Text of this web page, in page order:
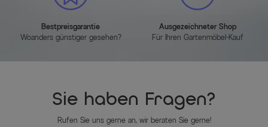
Bestpreisgarantie
Woanders günstiger gesehen?
Ausgezeichneter Shop
Für Ihren Gartenmöbel-Kauf
Sie haben Fragen?
Rufen Sie uns gerne an, wir beraten Sie gerne!